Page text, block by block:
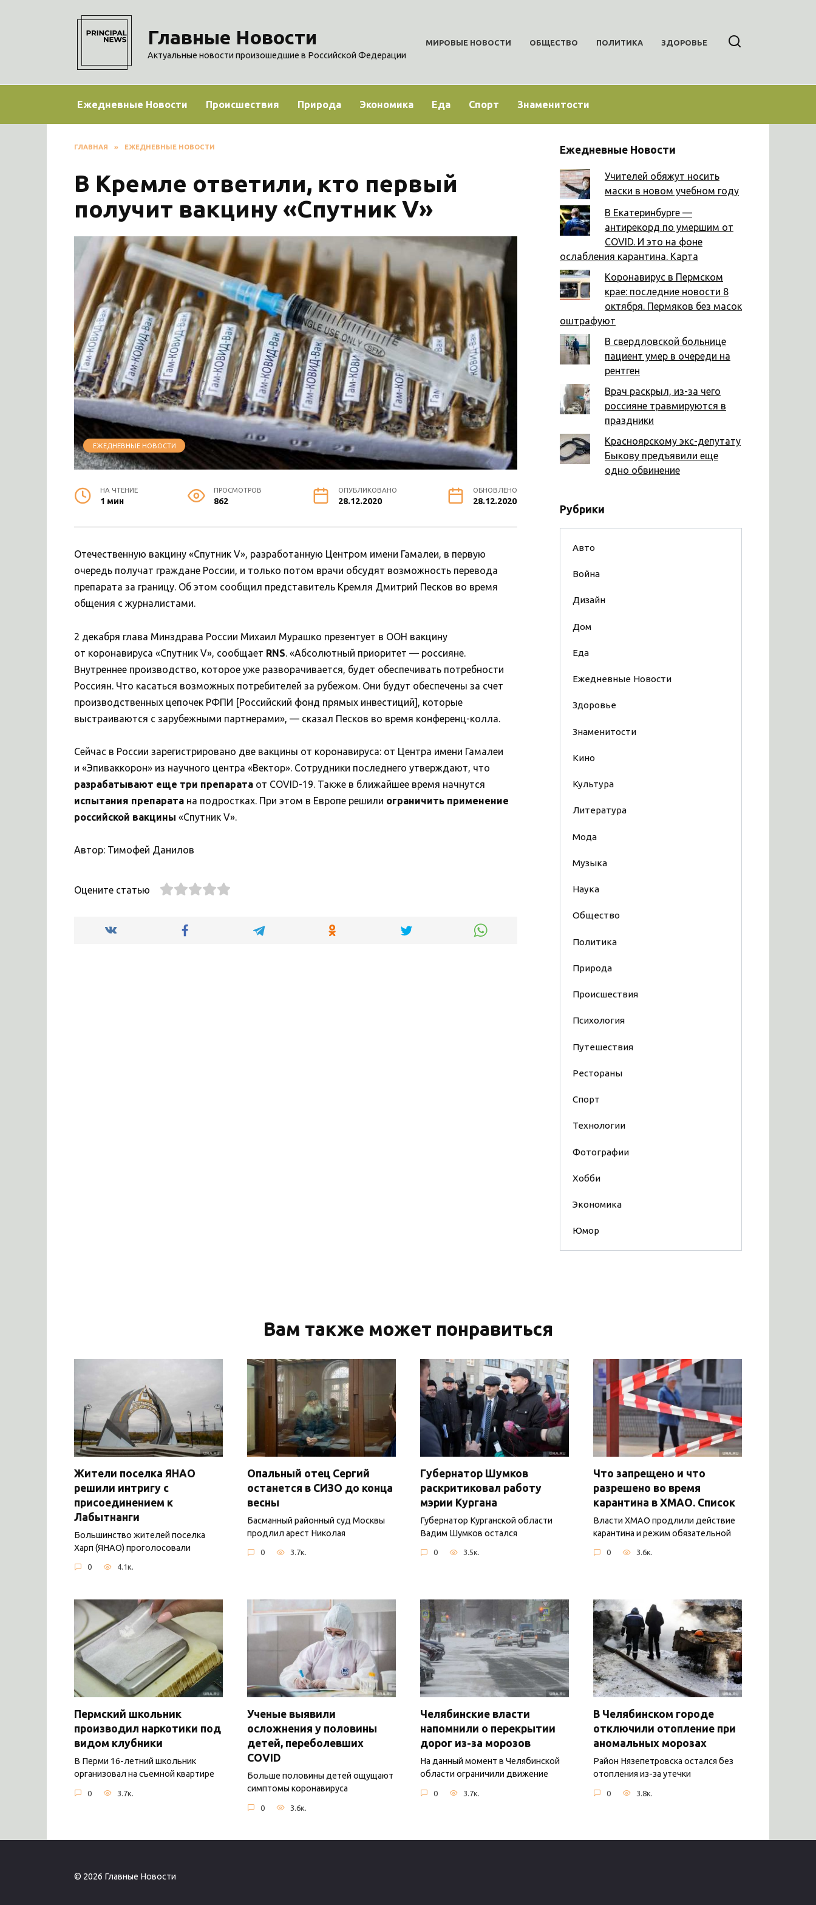
Главные Новости
Актуальные новости произошедшие в Российской Федерации
МИРОВЫЕ НОВОСТИ ОБЩЕСТВО ПОЛИТИКА ЗДОРОВЬЕ
Ежедневные Новости Происшествия Природа Экономика Еда Спорт Знаменитости
ГЛАВНАЯ » ЕЖЕДНЕВНЫЕ НОВОСТИ
В Кремле ответили, кто первый
получит вакцину «Спутник V»
ЕЖЕДНЕВНЫЕ НОВОСТИ
НА ЧТЕНИЕ
1 мин
ПРОСМОТРОВ
862
ОПУБЛИКОВАНО
28.12.2020
ОБНОВЛЕНО
28.12.2020
Отечественную вакцину «Спутник V», разработанную Центром имени Гамалеи, в первую
очередь получат граждане России, и только потом врачи обсудят возможность перевода
препарата за границу. Об этом сообщил представитель Кремля Дмитрий Песков во время
общения с журналистами.
2 декабря глава Минздрава России Михаил Мурашко презентует в ООН вакцину
от коронавируса «Спутник V», сообщает RNS . «Абсолютный приоритет — россияне.
Внутреннее производство, которое уже разворачивается, будет обеспечивать потребности
Россиян. Что касаться возможных потребителей за рубежом. Они будут обеспечены за счет
производственных цепочек РФПИ [Российский фонд прямых инвестиций], которые
выстраиваются с зарубежными партнерами», — сказал Песков во время конференц-колла.
Сейчас в России зарегистрировано две вакцины от коронавируса: от Центра имени Гамалеи
и «Эпиваккорон» из научного центра «Вектор». Сотрудники последнего утверждают, что
разрабатывают еще три препарата от COVID-19. Также в ближайшее время начнутся
испытания препарата на подростках. При этом в Европе решили ограничить применение
российской вакцины «Спутник V».
Автор: Тимофей Данилов
Оцените статью
Ежедневные Новости
Учителей обяжут носить
маски в новом учебном году
В Екатеринбурге —
антирекорд по умершим от
COVID. И это на фоне
ослабления карантина. Карта
Коронавирус в Пермском
крае: последние новости 8
октября. Пермяков без масок
оштрафуют
В свердловской больнице
пациент умер в очереди на
рентген
Врач раскрыл, из-за чего
россияне травмируются в
праздники
Красноярскому экс-депутату
Быкову предъявили еще
одно обвинение
Рубрики
Авто
Война
Дизайн
Дом
Еда
Ежедневные Новости
Здоровье
Знаменитости
Кино
Культура
Литература
Мода
Музыка
Наука
Общество
Политика
Природа
Происшествия
Психология
Путешествия
Рестораны
Спорт
Технологии
Фотографии
Хобби
Экономика
Юмор
Вам также может понравиться
Жители поселка ЯНАО
решили интригу с
присоединением к
Лабытнанги
Большинство жителей поселка
Харп (ЯНАО) проголосовали
0 4.1к.
Опальный отец Сергий
останется в СИЗО до конца
весны
Басманный районный суд Москвы
продлил арест Николая
0 3.7к.
Губернатор Шумков
раскритиковал работу
мэрии Кургана
Губернатор Курганской области
Вадим Шумков остался
0 3.5к.
Что запрещено и что
разрешено во время
карантина в ХМАО. Список
Власти ХМАО продлили действие
карантина и режим обязательной
0 3.6к.
Пермский школьник
производил наркотики под
видом клубники
В Перми 16-летний школьник
организовал на съемной квартире
0 3.7к.
Ученые выявили
осложнения у половины
детей, переболевших
COVID
Больше половины детей ощущают
симптомы коронавируса
0 3.6к.
Челябинские власти
напомнили о перекрытии
дорог из-за морозов
На данный момент в Челябинской
области ограничили движение
0 3.7к.
В Челябинском городе
отключили отопление при
аномальных морозах
Район Нязепетровска остался без
отопления из-за утечки
0 3.8к.
© 2026 Главные Новости